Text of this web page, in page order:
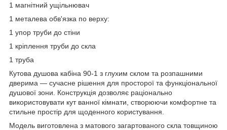
1 магнітний ущільнювач
1 металева обв'язка по верху:
1 упор труби до стіни
1 кріплення труби до скла
1 труба
Кутова душова кабіна 90-1 з глухим склом та розпашними
дверима — сучасне рішення для просторої та функціональної
душової зони. Конструкція дозволяє раціонально
використовувати кут ванної кімнати, створюючи комфортне та
стильне простір для щоденного користування.
Модель виготовлена з матового загартованого скла товщиною